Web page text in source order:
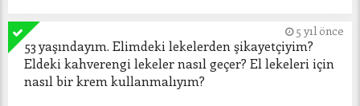
5 yıl önce
53 yaşındayım. Elimdeki lekelerden şikayetçiyim?
Eldeki kahverengi lekeler nasıl geçer? El lekeleri için
nasıl bir krem kullanmalıyım?